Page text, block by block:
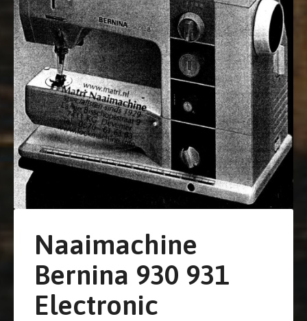
Naaimachine
Bernina 930 931
Electronic